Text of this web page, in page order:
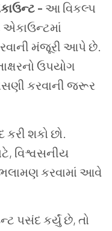
- આ વિકલ્પ
એકાઉન્ટમાં
મંજૂરી આપે છે.
ઉપયોગ
કરવાની જરૂર
કરી શકો છો.
, વિશ્વસનીય
કરવામાં આવે
પસંદકર્યું છે, તો